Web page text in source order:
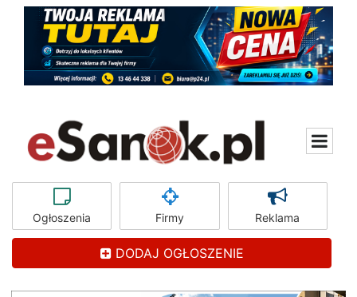
Ogłoszenia Firmy Reklama
DODAJ OGŁOSZENIE